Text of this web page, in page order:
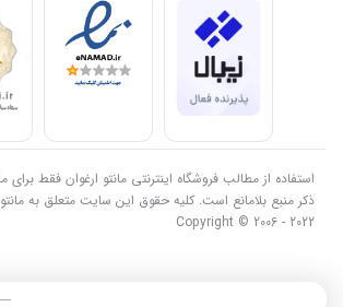
استفاده از مطالب فروشگاه اینترنتی مانتو ارغوان فقط برای
ذکر منبع بلامانع است. کلیه حقوق این سایت متعلق به
Copyright © 2006 - 2022